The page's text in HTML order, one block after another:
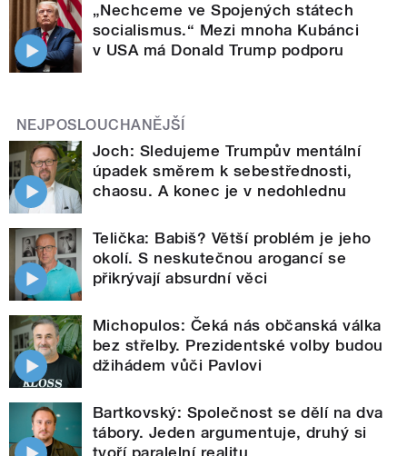
„Nechceme ve Spojených státech
socialismus.“ Mezi mnoha Kubánci
v USA má Donald Trump podporu
NEJPOSLOUCHANĚJŠÍ
Joch: Sledujeme Trumpův mentální
úpadek směrem k sebestřednosti,
chaosu. A konec je v nedohlednu
Telička: Babiš? Větší problém je jeho
okolí. S neskutečnou arogancí se
přikrývají absurdní věci
Michopulos: Čeká nás občanská válka
bez střelby. Prezidentské volby budou
džihádem vůči Pavlovi
Bartkovský: Společnost se dělí na dva
tábory. Jeden argumentuje, druhý si
tvoří paralelní realitu